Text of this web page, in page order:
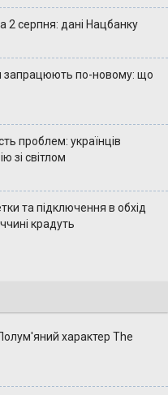
2 серпня: дані Нацбанку
запрацюють по-новому: що
проблем: українців
зі світлом
та підключення в обхід
крадуть
характер The